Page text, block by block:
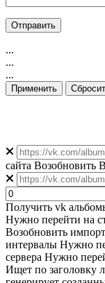
...
...
...
Применить
сайта Возобновить
Получить vk
Нужно перейти на
Возобновить импорт
интервалы Нужно
сервера Нужно
Ищет по заголовку